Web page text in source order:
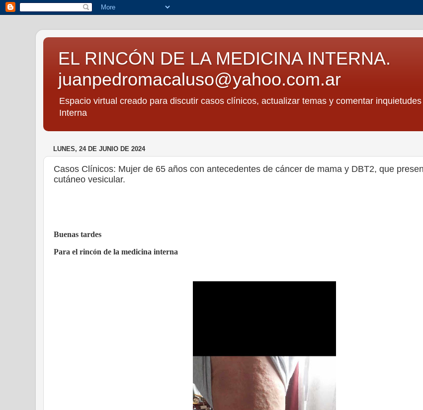
EL RINCÓN DE LA MEDICINA INTERNA.
juanpedromacaluso@yahoo.com.ar
Espacio virtual creado para discutir casos clínicos, actualizar temas y comentar
Interna
LUNES, 24 DE JUNIO DE 2024
Casos Clínicos: Mujer de 65 años con antecedentes de cáncer de mama y DBT2, que
cutáneo vesicular.
Buenas tardes
Para el rincón de la medicina interna